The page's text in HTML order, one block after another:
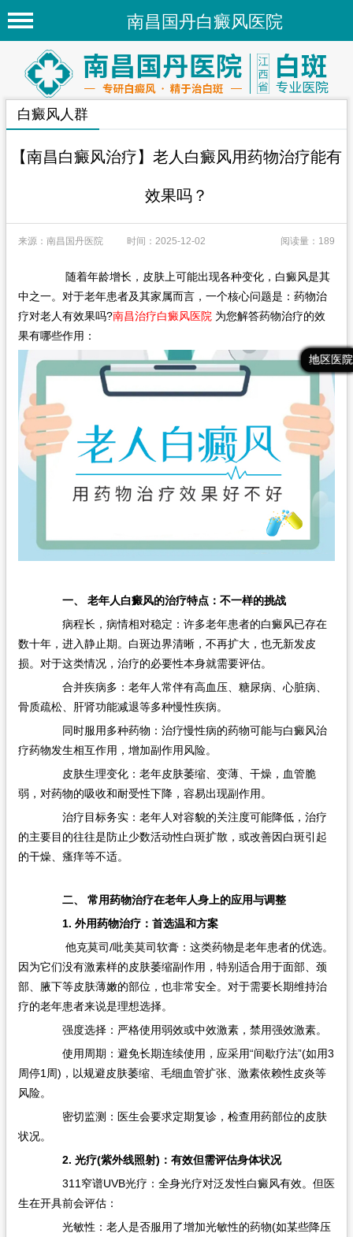
南昌国丹白癜风医院
首页
医院简介
医院新闻
专家团队
白癜风常识
白癜风人群
白癜风部位
地区医院
在线问诊
最新文章
热门文章
推荐文章
地区医院
白癜风人群
【南昌白癜风治疗】老人白癜风用药物治疗能有
效果吗？
来源：南昌国丹医院 时间：2025-12-02 阅读量：189
随着年龄增长，皮肤上可能出现各种变化，白癜风是其
中之一。对于老年患者及其家属而言，一个核心问题是：药物治
疗对老人有效果吗?南昌治疗白癜风医院 为您解答药物治疗的效
果有哪些作用：
一、 老年人白癜风的治疗特点：不一样的挑战
病程长，病情相对稳定：许多老年患者的白癜风已存在
数十年，进入静止期。白斑边界清晰，不再扩大，也无新发皮
损。对于这类情况，治疗的必要性本身就需要评估。
合并疾病多：老年人常伴有高血压、糖尿病、心脏病、
骨质疏松、肝肾功能减退等多种慢性疾病。
同时服用多种药物：治疗慢性病的药物可能与白癜风治
疗药物发生相互作用，增加副作用风险。
皮肤生理变化：老年皮肤萎缩、变薄、干燥，血管脆
弱，对药物的吸收和耐受性下降，容易出现副作用。
治疗目标务实：老年人对容貌的关注度可能降低，治疗
的主要目的往往是防止少数活动性白斑扩散，或改善因白斑引起
的干燥、瘙痒等不适。
二、 常用药物治疗在老年人身上的应用与调整
1. 外用药物治疗：首选温和方案
他克莫司/吡美莫司软膏：这类药物是老年患者的优选。
因为它们没有激素样的皮肤萎缩副作用，特别适合用于面部、颈
部、腋下等皮肤薄嫩的部位，也非常安全。对于需要长期维持治
疗的老年患者来说是理想选择。
强度选择：严格使用弱效或中效激素，禁用强效激素。
使用周期：避免长期连续使用，应采用“间歇疗法”(如用3
周停1周)，以规避皮肤萎缩、毛细血管扩张、激素依赖性皮炎等
风险。
密切监测：医生会要求定期复诊，检查用药部位的皮肤
状况。
2. 光疗(紫外线照射)：有效但需评估身体状况
311窄谱UVB光疗：全身光疗对泛发性白癜风有效。但医
生在开具前会评估：
光敏性：老人是否服用了增加光敏性的药物(如某些降压